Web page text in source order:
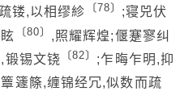
,以相缪紾 〔78〕 ;寝兕伏
〔80〕 ,照耀辉煌;偃蹇寥纠
锻锡文铙 〔82〕 ;乍晦乍明,抑
籧篨,缠锦经冗,似数而疏